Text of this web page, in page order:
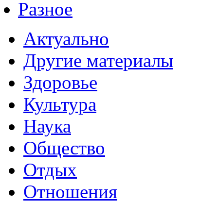
Разное
Актуально
Другие материалы
Здоровье
Культура
Наука
Общество
Отдых
Отношения